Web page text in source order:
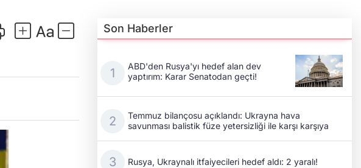
Son Haberler
ABD'den Rusya'yı hedef alan dev
yaptırım: Karar Senatodan geçti!
Temmuz bilançosu açıklandı: Ukrayna hava
savunması balistik füze yetersizliği ile karşı karşıya
Rusya, Ukraynalı itfaiyecileri hedef aldı: 2 yaralı!